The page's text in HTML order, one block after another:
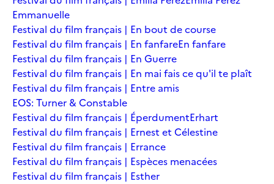
Emmanuelle
Festival du film français | En bout de course
Festival du film français | En fanfareEn fanfare
Festival du film français | En Guerre
Festival du film français | En mai fais ce qu'il te plaît
Festival du film français | Entre amis
EOS: Turner & Constable
Festival du film français | ÉperdumentErhart
Festival du film français | Ernest et Célestine
Festival du film français | Errance
Festival du film français | Espèces menacées
Festival du film français | Esther